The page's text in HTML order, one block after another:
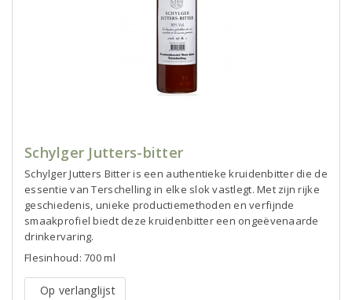
Schylger Jutters-bitter
Schylger Jutters Bitter is een authentieke kruidenbitter die de
essentie van Terschelling in elke slok vastlegt. Met zijn rijke
geschiedenis, unieke productiemethoden en verfijnde
smaakprofiel biedt deze kruidenbitter een ongeëvenaarde
drinkervaring.
Flesinhoud: 700 ml
Op verlanglijst